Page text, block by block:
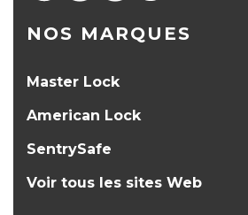
NOS MARQUES
Master Lock
American Lock
SentrySafe
Voir tous les sites Web